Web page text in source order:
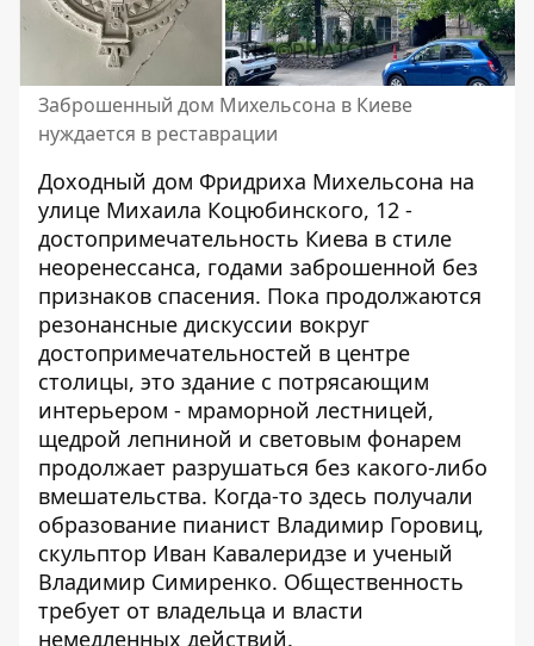
Заброшенный дом Михельсона в Киеве
нуждается в реставрации
Доходный дом Фридриха Михельсона на
улице Михаила Коцюбинского, 12 -
достопримечательность Киева в стиле
неоренессанса, годами заброшенной без
признаков спасения. Пока продолжаются
резонансные дискуссии вокруг
достопримечательностей в центре
столицы, это здание с потрясающим
интерьером - мраморной лестницей,
щедрой лепниной и световым фонарем
продолжает разрушаться без какого-либо
вмешательства. Когда-то здесь получали
образование пианист Владимир Горовиц,
скульптор Иван Кавалеридзе и ученый
Владимир Симиренко. Общественность
требует от владельца и власти
немедленных действий.